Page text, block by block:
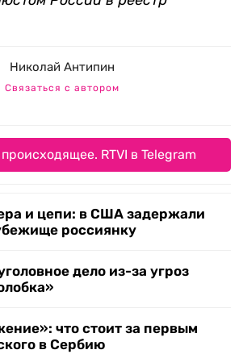
Николай Антипин
Связаться с автором
RTVI в Telegram
и цепи: в США задержали
россиянку
дело из-за угроз
что стоит за первым
в Сербию